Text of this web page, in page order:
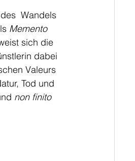
Wandels
Memento
sich die
dabei
Valeurs
Tod und
non finito